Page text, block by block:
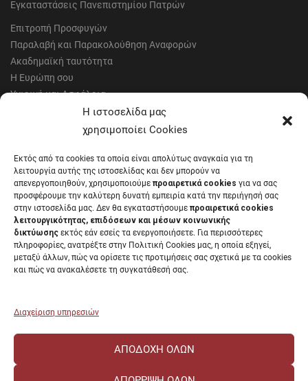
Η ιστοσελίδα μας
χρησιμοποίει Cookies
Εκτός από τα cookies τα οποία είναι απολύτως αναγκαία για τη
λειτουργία αυτής της ιστοσελίδας και δεν μπορούν να
απενεργοποιηθούν, χρησιμοποιούμε προαιρετικά cookies για να σας
προσφέρουμε την καλύτερη δυνατή εμπειρία κατά την περιήγησή σας
στην ιστοσελίδα μας. Δεν θα εγκαταστήσουμε προαιρετικά cookies
λειτουργικότητας, επιδόσεων και μέσων κοινωνικής
δικτύωσης εκτός εάν εσείς τα ενεργοποιήσετε. Για περισσότερες
πληροφορίες, ανατρέξτε στην Πολιτική Cookies μας, η οποία εξηγεί,
μεταξύ άλλων, πώς να ορίσετε τις προτιμήσεις σας σχετικά με τα cookies
και πώς να ανακαλέσετε τη συγκατάθεσή σας.
Διαχείριση υπηρεσιών
ΑΠΟΔΟΧΉ ΌΛΩΝ
Εγκαταστάσεις Πανεπιστημίου Πατρών
Επιτροπή Προσφυγών
Παραλαβή και Παρακολούθηση Αναφορών
Ακαδημαϊκή ταυτότητα
Η Ευρώπη σου
Υγιεινή και Ασφάλεια
Έντυπα Οικονομικής Υπηρεσίας
Έντυπα Διοικητικών Υπηρεσιών
Μητρώα αξιολογητών
Δημόσια Διαβούλευση
Συνεδριάσεις Συγκλήτου
Συνεδριάσεις Συμβουλίου Διοίκησης
EUNICoast European University